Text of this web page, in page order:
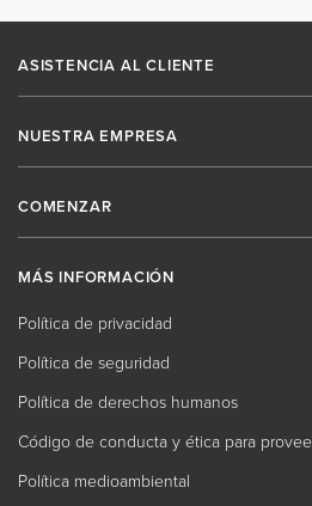
ASISTENCIA AL CLIENTE
NUESTRA EMPRESA
COMENZAR
MÁS INFORMACIÓN
Política de privacidad
Política de seguridad
Política de derechos humanos
Código de conducta y ética para
Política medioambiental